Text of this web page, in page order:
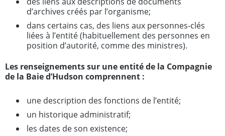
d’archives créés par l’organisme;
dans certains cas, des liens aux personnes-clés
liées à l’entité (habituellement des personnes en
position d’autorité, comme des ministres).
Les renseignements sur une entité de la Compagnie
de la Baie d’Hudson comprennent :
une description des fonctions de l’entité;
un historique administratif;
les dates de son existence;